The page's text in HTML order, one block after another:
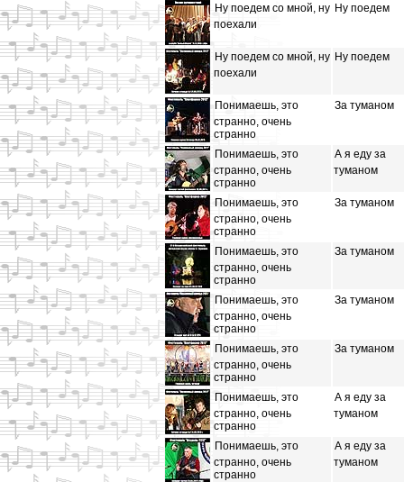
Ну поедем со мной, ну
поехали
Ну поедем
Ну поедем со мной, ну
поехали
Ну поедем
Понимаешь, это
странно, очень
странно
За туманом
Понимаешь, это
странно, очень
странно
А я еду за
туманом
Понимаешь, это
странно, очень
странно
За туманом
Понимаешь, это
странно, очень
странно
За туманом
Понимаешь, это
странно, очень
странно
За туманом
Понимаешь, это
странно, очень
странно
За туманом
Понимаешь, это
странно, очень
странно
А я еду за
туманом
Понимаешь, это
странно, очень
странно
А я еду за
туманом